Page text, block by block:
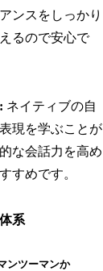
ンスをしっかり
るので安心で
ネイティブの自
現を学ぶことが
な会話力を高め
すめです。
系
ンツーマンか